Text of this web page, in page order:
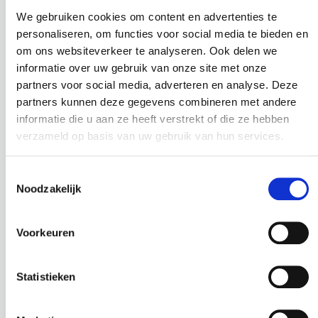
We gebruiken cookies om content en advertenties te
personaliseren, om functies voor social media te bieden en
om ons websiteverkeer te analyseren. Ook delen we
informatie over uw gebruik van onze site met onze
partners voor social media, adverteren en analyse. Deze
partners kunnen deze gegevens combineren met andere
informatie die u aan ze heeft verstrekt of die ze hebben
verzameld op basis van uw gebruik van hun services.
Noodzakelijk
Voorkeuren
Statistieken
diepte pot: 12,8 cm
inhoud: 1,6 liter
€5,95
incl. BTW
Hoogte: 33 cm
Diameter: 25 cm
Met pot
Gratis vulmiddel!
€24,95 Oorspronkelijke
€20,95Huidige
incl. BTW